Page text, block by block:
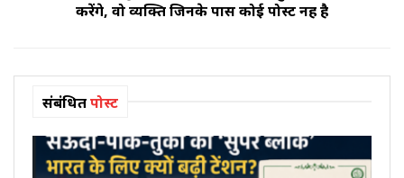
करेंगे, वो व्यक्ति जिनके पास कोई पोस्ट नहीं है
संबंधितपोस्ट